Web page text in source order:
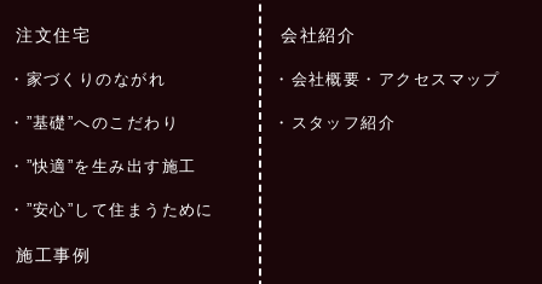
注文住宅
家づくりのながれ
”基礎”へのこだわり
”快適”を生み出す施工
”安心”して住まうために
施工事例
会社紹介
会社概要・アクセスマップ
スタッフ紹介